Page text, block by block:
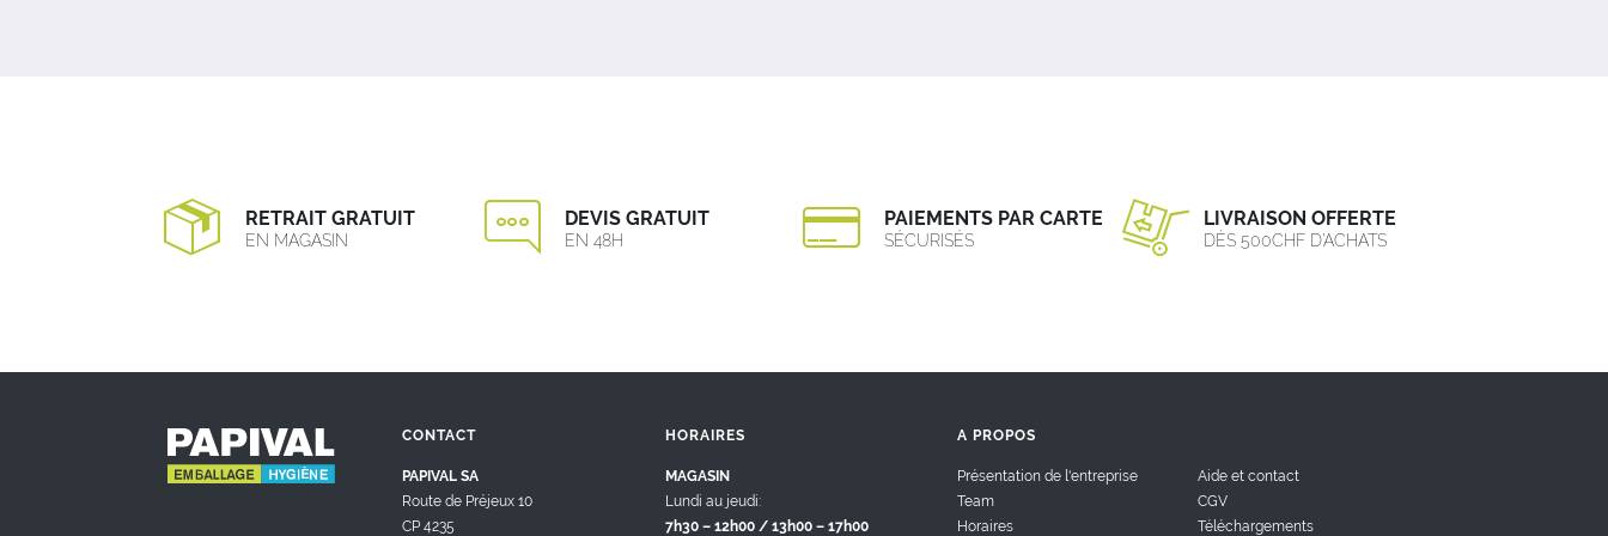
RETRAIT GRATUIT
EN MAGASIN
DEVIS GRATUIT
EN 48H
PAIEMENTS PAR CARTE
SÉCURISÉS
LIVRAISON OFFERTE
DÈS 500CHF D’ACHATS
CONTACT
PAPIVAL SA
Route de Préjeux 10
CP 4235
HORAIRES
MAGASIN
Lundi au jeudi:
7h30 – 12h00 / 13h00 – 17h00
A PROPOS
Présentation de l'entreprise
Team
Horaires
Aide et contact
CGV
Téléchargements